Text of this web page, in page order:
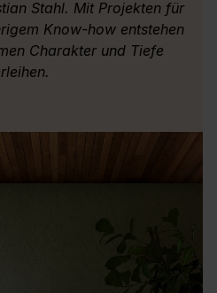
Stahl. Mit Projekten für
Know-how entstehen
Charakter und Tiefe